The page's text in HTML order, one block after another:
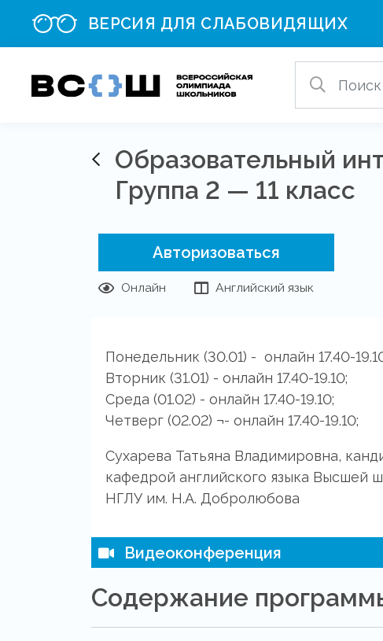
ВЕРСИЯ ДЛЯ СЛАБОВИДЯЩИХ
Образовательный
Группа 2 — 11 класс
Авторизоваться
Онлайн Английский язык
Понедельник (30.01) - онлайн 17.40-
Вторник (31.01) - онлайн 17.40-19.10;
Среда (01.02) - онлайн 17.40-19.10;
Четверг (02.02) ¬- онлайн 17.40-19.10;
Сухарева Татьяна Владимировна,
кафедрой английского языка Высшей
НГЛУ им. Н.А. Добролюбова
Видеоконференция
Содержание